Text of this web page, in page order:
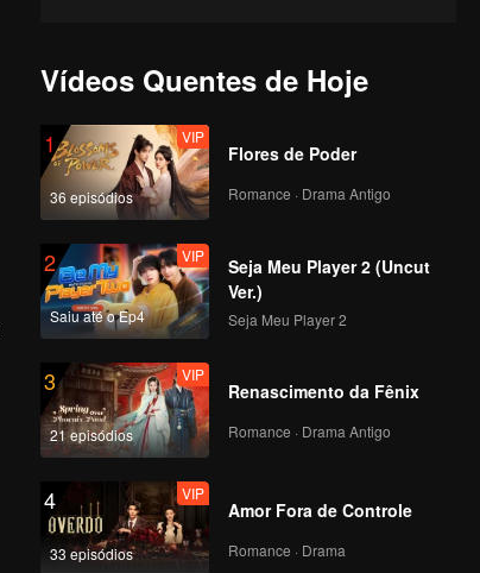
Vídeos Quentes de Hoje
1
36 episódios
VIP
Flores de Poder
Romance · Drama Antigo
2
Saiu até o Ep4
VIP
Seja Meu Player 2 (Uncut
Ver.)
Seja Meu Player 2
3
21 episódios
VIP
Renascimento da Fênix
Romance · Drama Antigo
4
33 episódios
VIP
Amor Fora de Controle
Romance · Drama